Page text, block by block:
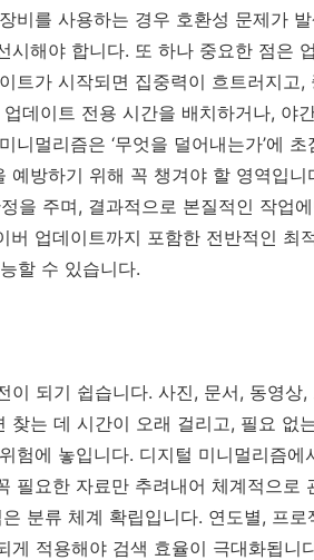
비를 사용하는 경우 호환성 문제가
시해야 합니다. 또 하나 중요한 점은
트가 시작되면 집중력이 흐트러지고,
데이트 전용 시간을 배치하거나, 야
멀리즘은 ‘무엇을 덜어내는가’에
방하기 위해 꼭 챙겨야 할 영역입니
을 주며, 결과적으로 본질적인 작업
업데이트까지 포함한 전반적인 최
할 수 있습니다.
이 되기 쉽습니다. 사진, 문서, 동영상
찾는 데 시간이 오래 걸리고, 필요 없
험에 놓입니다. 디지털 미니멀리즘에
필요한 자료만 추려내어 체계적으로
분류 체계 확립입니다. 연도별, 프로
게 적용해야 검색 효율이 극대화됩니